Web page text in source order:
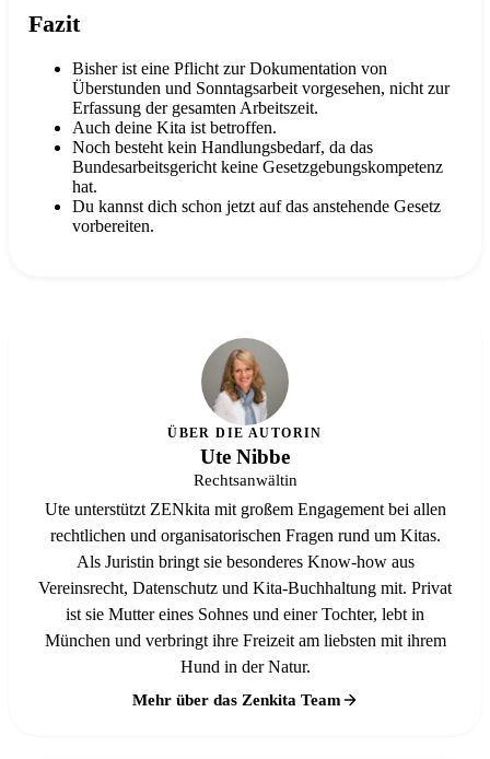
Fazit
Bisher ist eine Pflicht zur Dokumentation von
Überstunden und Sonntagsarbeit vorgesehen, nicht zur
Erfassung der gesamten Arbeitszeit.
Auch deine Kita ist betroffen.
Noch besteht kein Handlungsbedarf, da das
Bundesarbeitsgericht keine Gesetzgebungskompetenz
hat.
Du kannst dich schon jetzt auf das anstehende Gesetz
vorbereiten.
ÜBER DIE AUTORIN
Ute Nibbe
Rechtsanwältin
Ute unterstützt ZENkita mit großem Engagement bei allen
rechtlichen und organisatorischen Fragen rund um Kitas.
Als Juristin bringt sie besonderes Know-how aus
Vereinsrecht, Datenschutz und Kita-Buchhaltung mit. Privat
ist sie Mutter eines Sohnes und einer Tochter, lebt in
München und verbringt ihre Freizeit am liebsten mit ihrem
Hund in der Natur.
Mehr über das Zenkita Team